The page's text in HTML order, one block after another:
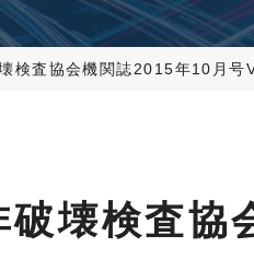
検査協会機関誌2015年10月号
破壊検査